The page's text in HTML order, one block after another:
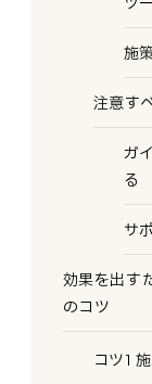
施
注意す
ガ
る
サ
効果を出す
のコツ
コツ1